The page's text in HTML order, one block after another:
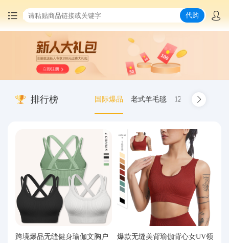
中国商品代购
集运服务
最新公告
物流资讯
代购问答
代购
排行榜 国际爆品 老式羊毛毯 12.00-20 truck
跨境爆品无缝健身瑜伽文胸户
爆款无缝美背瑜伽背心女UV领